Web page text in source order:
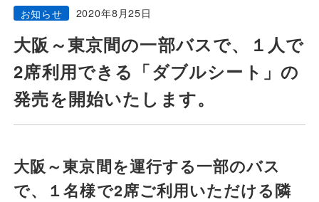
高速バス
定期観光バス
おトクなきっぷ特集
一般路線バス
お知らせ 2020年8月25日
大阪～東京間の一部バスで、１人で
2席利用できる「ダブルシート」の
発売を開始いたします。
大阪～東京間を運行する一部のバス
で、１名様で2席ご利用いただける隣